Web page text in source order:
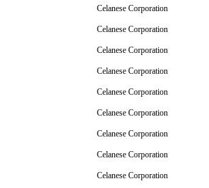
Celanese Corporation
Celanese Corporation
Celanese Corporation
Celanese Corporation
Celanese Corporation
Celanese Corporation
Celanese Corporation
Celanese Corporation
Celanese Corporation